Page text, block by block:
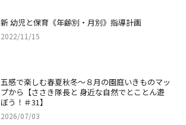
新 幼児と保育《年齢別・月別》指導計画
2022/11/15
五感で楽しむ春夏秋冬～８月の園庭いきものマッ
プから【ささき隊長と 身近な自然でとことん遊
ぼう！＃31】
2026/07/03